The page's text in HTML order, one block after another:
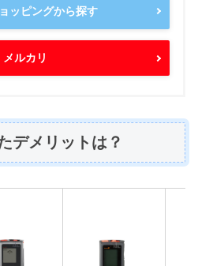
ッピングから探す
メルカリ
デメリットは？